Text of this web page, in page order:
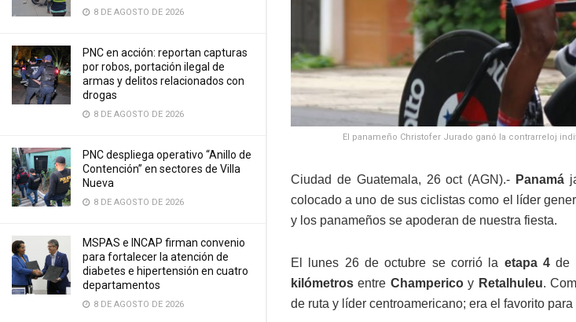
8 DE AGOSTO DE 2026
PNC en acción: reportan capturas
por robos, portación ilegal de
armas y delitos relacionados con
drogas
8 DE AGOSTO DE 2026
PNC despliega operativo “Anillo de
Contención” en sectores de Villa
Nueva
8 DE AGOSTO DE 2026
MSPAS e INCAP firman convenio
para fortalecer la atención de
diabetes e hipertensión en cuatro
departamentos
8 DE AGOSTO DE 2026
El panameño Christofer Jurado ganó la contrarreloj
Ciudad de Guatemala, 26 oct (AGN).- Panamá
colocado a uno de sus ciclistas como el líder
y los panameños se apoderan de nuestra fiesta.
El lunes 26 de octubre se corrió la etapa 4 de
kilómetros entre Champericoy Retalhuleu.
de ruta y líder centroamericano; era el favorito